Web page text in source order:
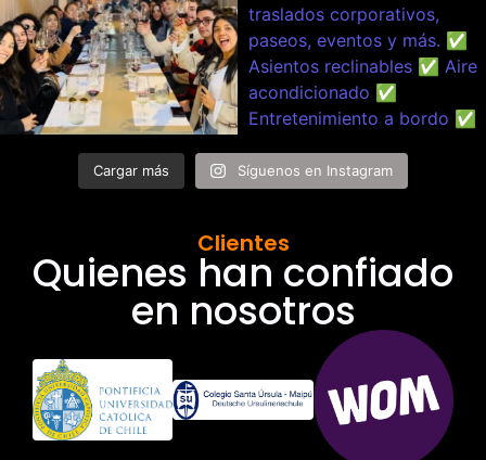
Cargar más Síguenos en Instagram
Clientes
Quienes han confiado
en nosotros